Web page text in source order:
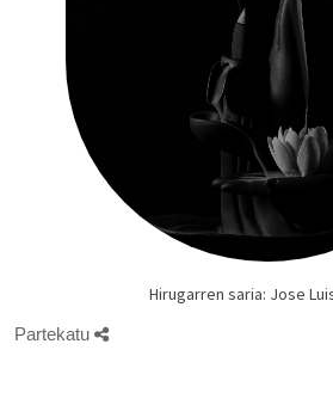
Hirugarren saria: Jose
Partekatu